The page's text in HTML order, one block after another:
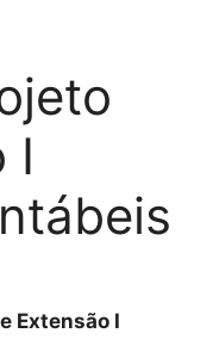
I
Extensão I